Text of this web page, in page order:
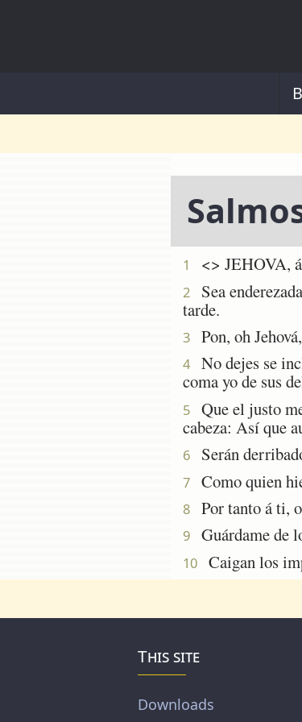
1 <> JEHOVA,
2
Sea
tarde.
3 Pon, oh
4
No dejes se
coma yo de sus
5
Que el justo
cabeza: Así que
6 Serán
7 Como quien
8 Por tanto á ti,
9 Guárdame de
10 Caigan los
This site
Downloads